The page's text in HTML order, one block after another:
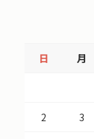
日 月
2 3